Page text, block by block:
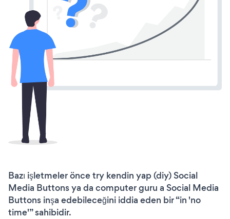
Bazı işletmeler önce try kendin yap (diy) Social
Media Buttons ya da computer guru a Social Media
Buttons inşa edebileceğini iddia eden bir “in 'no
time'” sahibidir.